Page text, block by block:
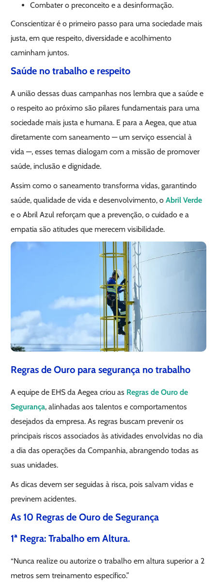
Combater o preconceito e a desinformação.
Conscientizar é o primeiro passo para uma sociedade mais
justa, em que respeito, diversidade e acolhimento
caminham juntos.
Saúde no trabalho e respeito
A união dessas duas campanhas nos lembra que a saúde e
o respeito ao próximo são pilares fundamentais para uma
sociedade mais justa e humana. E para a Aegea, que atua
diretamente com saneamento — um serviço essencial à
vida —, esses temas dialogam com a missão de promover
saúde, inclusão e dignidade.
Assim como o saneamento transforma vidas, garantindo
saúde, qualidade de vida e desenvolvimento, o Abril Verde
e o Abril Azul reforçam que a prevenção, o cuidado e a
empatia são atitudes que merecem visibilidade.
Regras de Ouro para segurança no trabalho
A equipe de EHS da Aegea criou as Regras de Ouro de
Segurança, alinhadas aos talentos e comportamentos
desejados da empresa. As regras buscam prevenir os
principais riscos associados às atividades envolvidas no dia
a dia das operações da Companhia, abrangendo todas as
suas unidades.
As dicas devem ser seguidas à risca, pois salvam vidas e
previnem acidentes.
As 10 Regras de Ouro de Segurança
1ª Regra: Trabalho em Altura.
“Nunca realize ou autorize o trabalho em altura superior a 2
metros sem treinamento específico.”